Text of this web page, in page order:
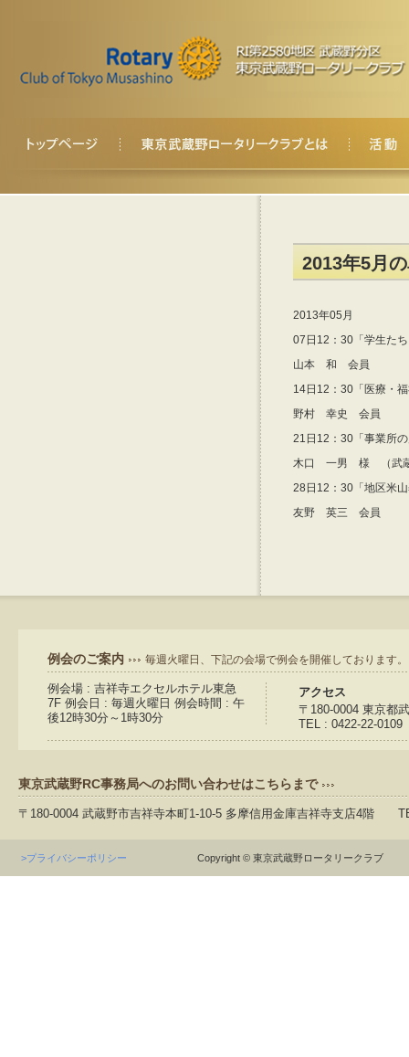
2013年5月
2013年05月
07日12：30「学生た
山本 和 会員
14日12：30「医療・
野村 幸史 会員
21日12：30「事業所
木口 一男 様 （武蔵
28日12：30「地区米
友野 英三 会員
例会のご案内 毎週火曜日、下記の会場で例会を開催しております。
例会場 : 吉祥寺エクセルホテル東急
7F 例会日 : 毎週火曜日 例会時間 : 午
後12時30分～1時30分
アクセス
〒180-0004 東京都
TEL : 0422-22-
東京武蔵野RC事務局へのお問い合わせはこちらまで
〒180-0004 武蔵野市吉祥寺本町1-10-5 多摩信用金庫吉祥寺支店4
>プライバシーポリシー Copyright © 東京武蔵野ロータリークラブ